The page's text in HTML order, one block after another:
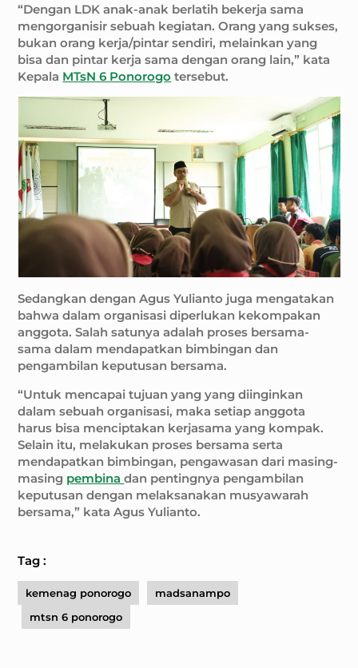
“Dengan LDK anak-anak berlatih bekerja sama
mengorganisir sebuah kegiatan. Orang yang sukses,
bukan orang kerja/pintar sendiri, melainkan yang
bisa dan pintar kerja sama dengan orang lain,” kata
Kepala MTsN 6 Ponorogo tersebut.
Sedangkan dengan Agus Yulianto juga mengatakan
bahwa dalam organisasi diperlukan kekompakan
anggota. Salah satunya adalah proses bersama-
sama dalam mendapatkan bimbingan dan
pengambilan keputusan bersama.
“Untuk mencapai tujuan yang yang diinginkan
dalam sebuah organisasi, maka setiap anggota
harus bisa menciptakan kerjasama yang kompak.
Selain itu, melakukan proses bersama serta
mendapatkan bimbingan, pengawasan dari masing-
masing pembinadan pentingnya pengambilan
keputusan dengan melaksanakan musyawarah
bersama,” kata Agus Yulianto.
Tag :
kemenag ponorogo
madsanampo
mtsn 6 ponorogo